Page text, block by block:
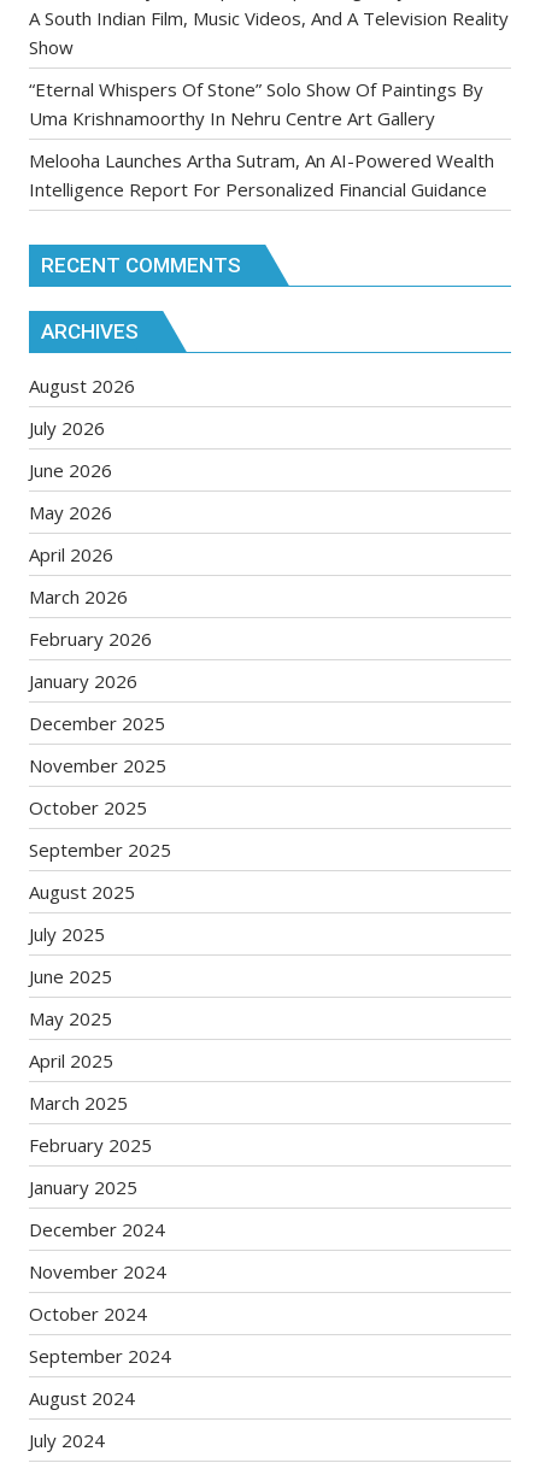
A South Indian Film, Music Videos, And A Television Reality
Show
“Eternal Whispers Of Stone” Solo Show Of Paintings By
Uma Krishnamoorthy In Nehru Centre Art Gallery
Melooha Launches Artha Sutram, An AI-Powered Wealth
Intelligence Report For Personalized Financial Guidance
RECENT COMMENTS
ARCHIVES
August 2026
July 2026
June 2026
May 2026
April 2026
March 2026
February 2026
January 2026
December 2025
November 2025
October 2025
September 2025
August 2025
July 2025
June 2025
May 2025
April 2025
March 2025
February 2025
January 2025
December 2024
November 2024
October 2024
September 2024
August 2024
July 2024